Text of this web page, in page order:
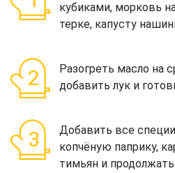
кубиками, морковь
терке, капусту
Разогреть масло на
добавить лук и
Добавить все
копчёную паприку,
тимьян и